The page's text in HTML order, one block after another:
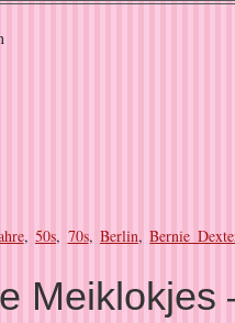
,50s, 70s, Berlin,Bernie